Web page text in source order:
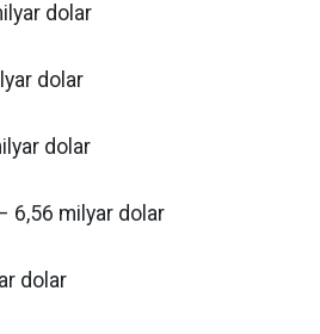
dolar
dolar
dolar
6,56 milyar dolar
dolar